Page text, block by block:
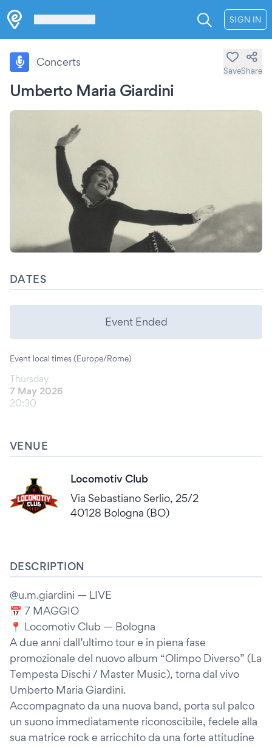
SIGN IN
Umberto Maria Giardini
Concerts
SaveShare
DATES
Event Ended
Event local times (Europe/Rome)
Thursday
7 May 2026
20:30
VENUE
Locomotiv Club
Via Sebastiano Serlio, 25/2
40128 Bologna (BO)
DESCRIPTION
@u.m.giardini — LIVE
📅 7 MAGGIO
📍 Locomotiv Club — Bologna
A due anni dall’ultimo tour e in piena fase
promozionale del nuovo album “Olimpo Diverso” (La
Tempesta Dischi / Master Music), torna dal vivo
Umberto Maria Giardini.
Accompagnato da una nuova band, porta sul palco
un suono immediatamente riconoscibile, fedele alla
sua matrice rock e arricchito da una forte attitudine